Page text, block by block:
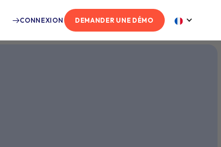
CONNEXION DEMANDER UNE DÉMO